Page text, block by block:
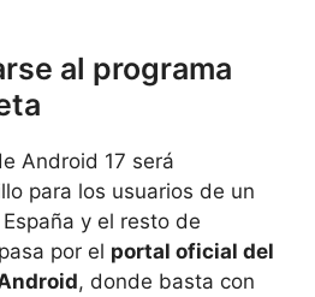
al programa
Android 17 será
para los usuarios de un
y el resto de
por el portal oficial del
, donde basta con